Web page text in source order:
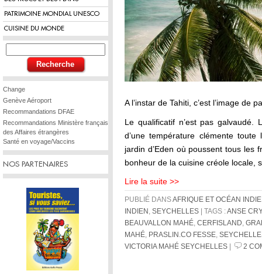
PATRIMOINE MONDIAL UNESCO
CUISINE DU MONDE
Change
Genève Aéroport
Recommandations DFAE
Recommandations Ministère français
des Affaires étrangères
Santé en voyage/Vaccins
NOS PARTENAIRES
A l’instar de Tahiti, c’est l’image de
Le qualificatif n’est pas galvaudé.
d’une température clémente
jardin d’Eden où poussent tous les
bonheur de la cuisine créole locale,
Lire la suite >>
PUBLIÉ DANSAFRIQUE ET OCÉAN
INDIEN
SEYCHELLES | TAGS :ANSE
BEAUVALLON MAHÉ CERFISLAND
MAHÉ
PRASLIN.CO FESSE
VICTORIA MAHÉ SEYCHELLES
2